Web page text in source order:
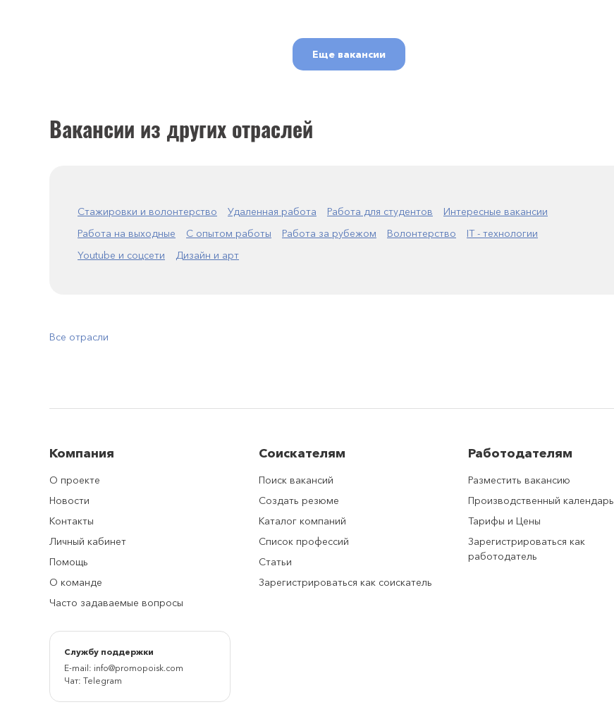
Еще вакансии
Вакансии из других отраслей
Стажировки и волонтерство Удаленная работа Работа для студентов
Интересные вакансии
Работа на выходные
С опытом работы Работа за рубежом Волонтерство
IT - технологии
Youtube и соцсети
Дизайн и арт
Все отрасли
Компания
О проекте
Новости
Контакты
Личный кабинет
Помощь
О команде
Часто задаваемые вопросы
Cлужбу поддержки
E-mail: info@promopoisk.com
Чат: Telegram
Соискателям
Поиск вакансий
Создать резюме
Каталог компаний
Список профессий
Статьи
Зарегистрироваться как соискатель
Работодателям
Разместить вакансию
Производственный календарь
Тарифы и Цены
Зарегистрироваться как
работодатель